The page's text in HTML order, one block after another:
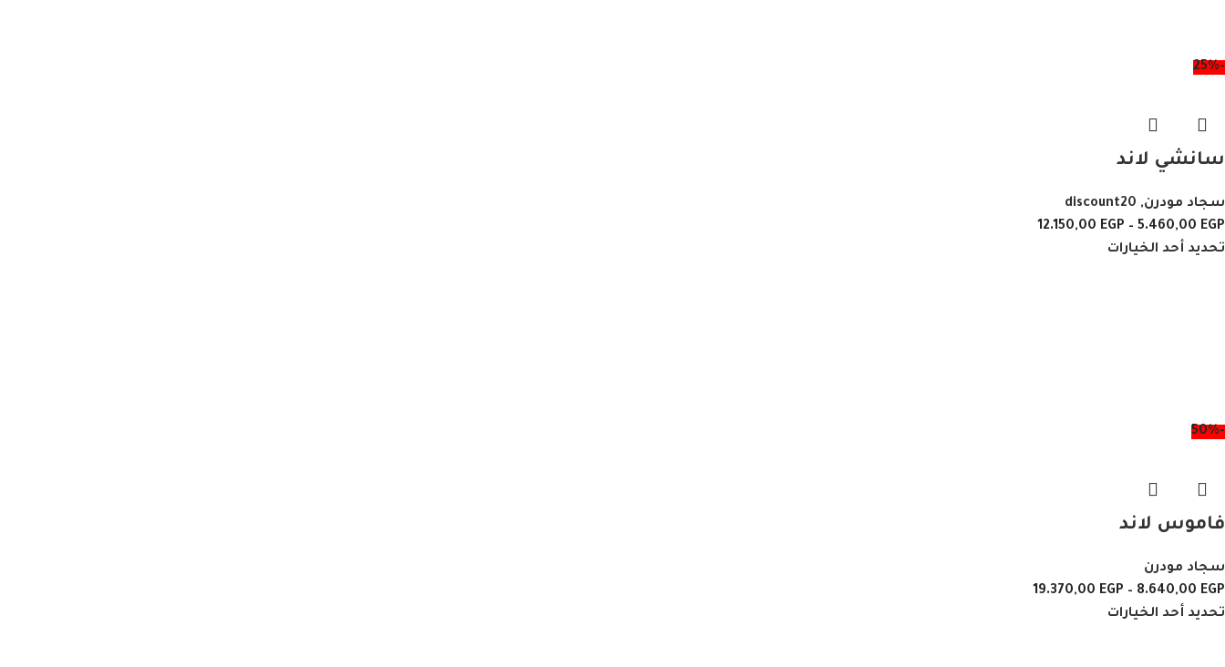
-25%
سانشي لاند
سجاد مودرن,
discount20
5.460,00 EGP
–
12.150,00 EGP
تحديد أحد الخيارات
-50%
فاموس لاند
سجاد مودرن
8.640,00 EGP
–
19.370,00 EGP
تحديد أحد الخيارات